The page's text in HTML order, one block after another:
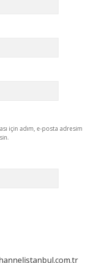
için adım, e-posta adresim